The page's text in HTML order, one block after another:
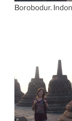
Borobodur.